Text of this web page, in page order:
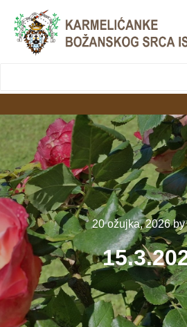
LjekarnaCroatia.com
20 ožujka, 2026by